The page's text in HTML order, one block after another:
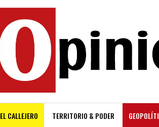
EL CALLEJERO TERRITORIO & PODER